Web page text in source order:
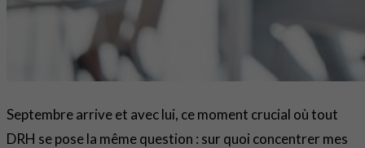
Septembre arrive et avec lui, ce moment crucial où tout
DRH se pose la même question : sur quoi concentrer mes